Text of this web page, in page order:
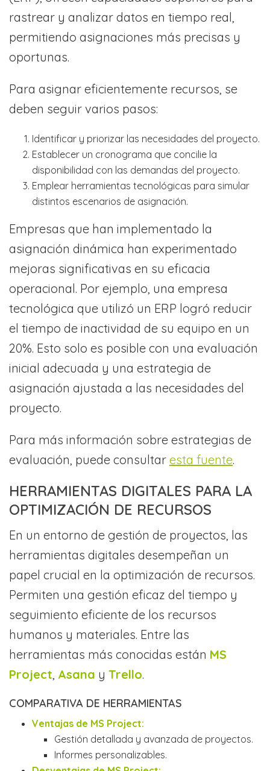
rastrear y analizar datos en tiempo real,
permitiendo asignaciones más precisas y
oportunas.
Para asignar eficientemente recursos, se
deben seguir varios pasos:
Identificar y priorizar las necesidades del proyecto.
Establecer un cronograma que concilie la
disponibilidad con las demandas del proyecto.
Emplear herramientas tecnológicas para simular
distintos escenarios de asignación.
Empresas que han implementado la
asignación dinámica han experimentado
mejoras significativas en su eficacia
operacional. Por ejemplo, una empresa
tecnológica que utilizó un ERP logró reducir
el tiempo de inactividad de su equipo en un
20%. Esto solo es posible con una evaluación
inicial adecuada y una estrategia de
asignación ajustada a las necesidades del
proyecto.
Para más información sobre estrategias de
evaluación, puede consultar esta fuente.
HERRAMIENTAS DIGITALES PARA LA
OPTIMIZACIÓN DE RECURSOS
En un entorno de gestión de proyectos, las
herramientas digitales desempeñan un
papel crucial en la optimización de recursos.
Permiten una gestión eficaz del tiempo y
seguimiento eficiente de los recursos
humanos y materiales. Entre las
herramientas más conocidas están MS
Project, Asana y Trello.
COMPARATIVA DE HERRAMIENTAS
Ventajas de MS Project:
Gestión detallada y avanzada de proyectos.
Informes personalizables.